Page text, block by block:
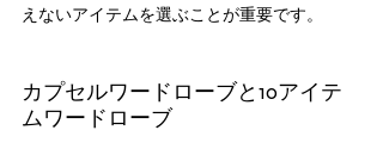
えないアイテムを選ぶことが重要です。
カプセルワードローブと10アイテ
ムワードローブ